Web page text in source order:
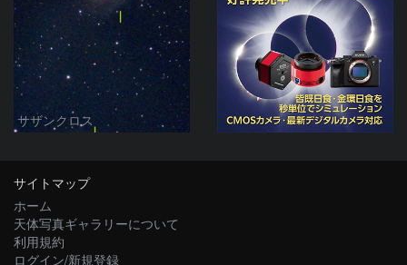
サザンクロス
サイトマップ
ホーム
天体写真ギャラリーについて
利用規約
ログイン/新規登録